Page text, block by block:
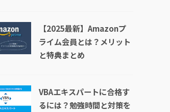
【2025最新】Amazonプ
ライム会員とは？メリット
と特典まとめ
VBAエキスパートに合格す
るには？勉強時間と対策を